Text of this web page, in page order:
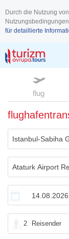
Durch die Nutzung
für detaillierte
flug
2 Reisender